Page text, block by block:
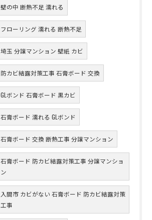
壁の中 断熱不足 濡れる
フローリング 濡れる 断熱不足
埼玉 分譲マンション 壁紙 カビ
防カビ結露対策工事 石膏ボード 交換
GLボンド 石膏ボード 黒カビ
石膏ボード 濡れる GLボンド
石膏ボード 交換 断熱工事 分譲マンション
石膏ボード 防カビ結露対策工事 分譲マンショ
ン
入間市 カビがない 石膏ボード 防カビ結露対策
工事